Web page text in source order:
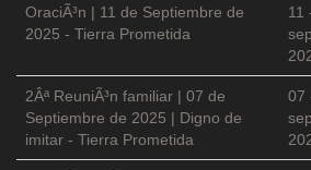
OraciÃ³n | 11 de Septiembre de
2025 - Tierra Prometida
11
2Âª ReuniÃ³n familiar | 07 de
Septiembre de 2025 | Digno de
imitar - Tierra Prometida
07